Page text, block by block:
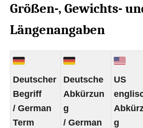
Größen-, Gewichts-
Längenangaben
Deutscher
Begriff
/ German
Term
Deutsche
Abkürzun
g
/ German
US
g